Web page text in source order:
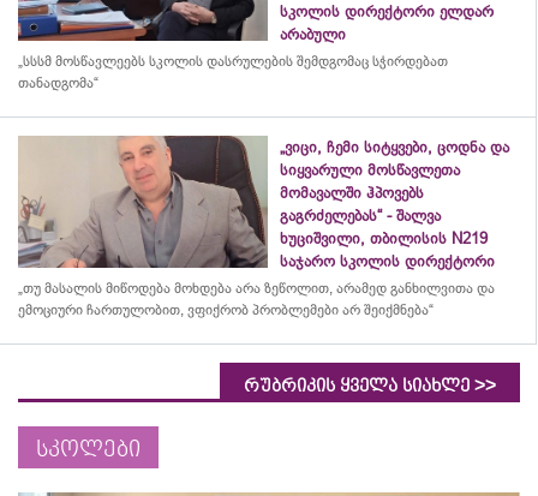
სკოლის დირექტორი ელდარ
არაბული
„სსსმ მოსწავლეებს სკოლის დასრულების შემდგომაც სჭირდებათ
თანადგომა“
„ვიცი, ჩემი სიტყვები, ცოდნა და
სიყვარული მოსწავლეთა
მომავალში ჰპოვებს
გაგრძელებას“ - შალვა
ხუციშვილი, თბილისის N219
საჯარო სკოლის დირექტორი
„თუ მასალის მიწოდება მოხდება არა ზეწოლით, არამედ განხილვითა და
ემოციური ჩართულობით, ვფიქრობ პრობლემები არ შეიქმნება“
რუბრიკის ყველა სიახლე >>
სკოლები